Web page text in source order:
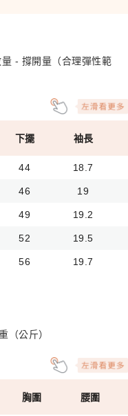
- 撐開量（合理彈性範
下擺 袖長
44 18.7
46 19
49 19.2
52 19.5
56 19.7
（公斤）
胸圍 腰圍